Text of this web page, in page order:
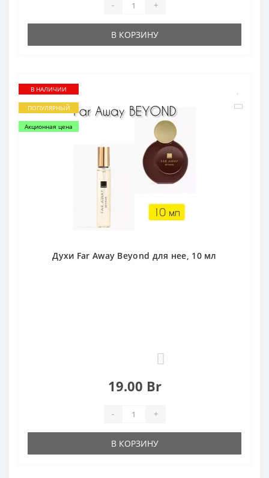
- +
В КОРЗИНУ
В НАЛИЧИИ
ПОПУЛЯРНЫЙ
Акционная цена
Духи Far Аway Beyond для нее, 10 мл
19.00 Br
- +
В КОРЗИНУ